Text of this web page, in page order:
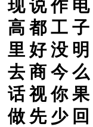
现 说 作 电
高 都 工 子
里 好 没 明
去 商 今 么
话 视 你 果
做 先 少 回